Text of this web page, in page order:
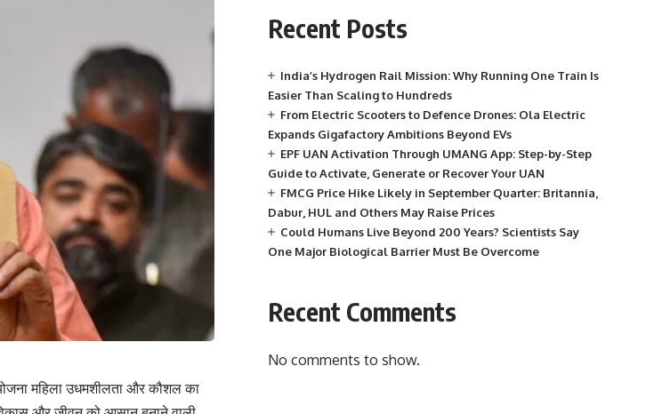
महिला उधमशीलता और कौशल का
Recent Posts
India’s Hydrogen Rail Mission: Why Running One Train Is
Easier Than Scaling to Hundreds
From Electric Scooters to Defence Drones: Ola Electric
Expands Gigafactory Ambitions Beyond EVs
EPF UAN Activation Through UMANG App: Step-by-Step
Guide to Activate, Generate or Recover Your UAN
FMCG Price Hike Likely in September Quarter: Britannia,
Dabur, HUL and Others May Raise Prices
Could Humans Live Beyond 200 Years? Scientists Say
One Major Biological Barrier Must Be Overcome
Recent Comments
No comments to show.